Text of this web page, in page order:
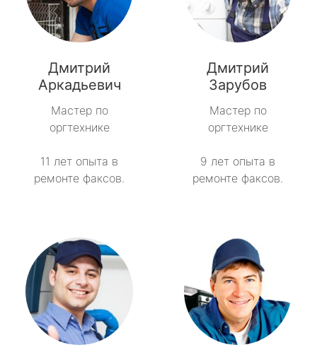
Дмитрий
Аркадьевич
Мастер по
оргтехнике
11 лет опыта в
ремонте факсов.
Дмитрий
Зарубов
Мастер по
оргтехнике
9 лет опыта в
ремонте факсов.